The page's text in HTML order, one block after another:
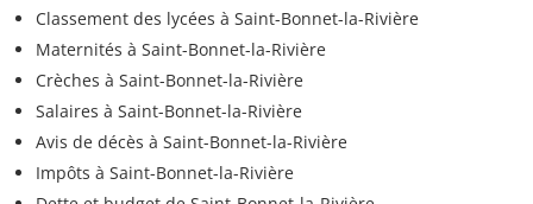
Classement des lycées à Saint-Bonnet-la-Rivière
Maternités à Saint-Bonnet-la-Rivière
Crèches à Saint-Bonnet-la-Rivière
Salaires à Saint-Bonnet-la-Rivière
Avis de décès à Saint-Bonnet-la-Rivière
Impôts à Saint-Bonnet-la-Rivière